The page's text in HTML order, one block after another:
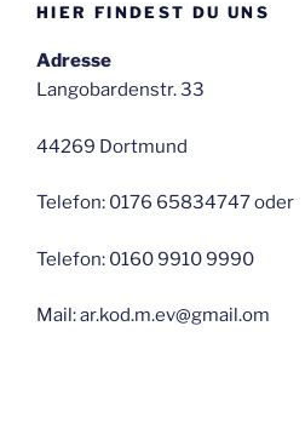
HIER FINDEST DU UNS
Adresse
Langobardenstr. 33
44269 Dortmund
Telefon: 0176 65834747 oder
Telefon: 0160 9910 9990
Mail: ar.kod.m.ev@gmail.om